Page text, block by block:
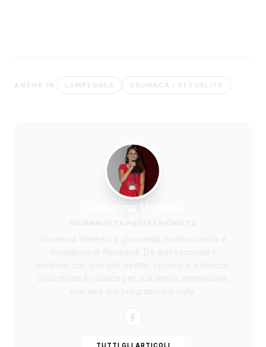
ANCHE IN LAMPEDUSA CRONACA / ATTUALITÀ
Giovanna Venezia
TUTTI GLI ARTICOLI